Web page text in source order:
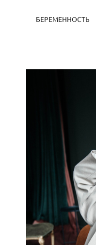
БЕРЕМЕННОСТЬ